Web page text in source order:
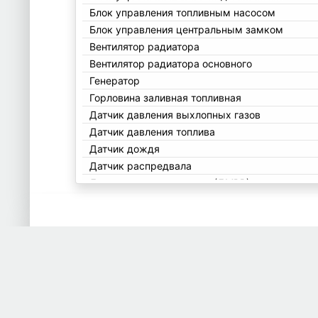
Блок управления топливным насосом
Блок управления центральным замком
Вентилятор радиатора
Вентилятор радиатора основного
Генератор
Горловина заливная топливная
Датчик давления выхлопных газов
Датчик давления топлива
Датчик дождя
Датчик распредвала
Датчик расхода воздуха (ДМРВ)